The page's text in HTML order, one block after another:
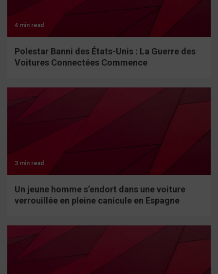
4 min read
Polestar Banni des États-Unis : La Guerre des
Voitures Connectées Commence
3 min read
Un jeune homme s’endort dans une voiture
verrouillée en pleine canicule en Espagne